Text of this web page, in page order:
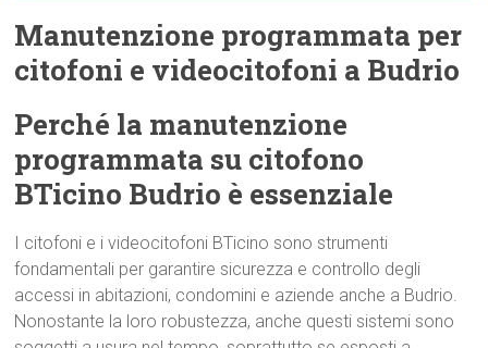
Manutenzione programmata per
citofoni e videocitofoni a Budrio
Perché la manutenzione
programmata su citofono
BTicino Budrio è essenziale
I citofoni e i videocitofoni BTicino sono strumenti
fondamentali per garantire sicurezza e controllo degli
accessi in abitazioni, condomini e aziende anche a Budrio.
Nonostante la loro robustezza, anche questi sistemi sono